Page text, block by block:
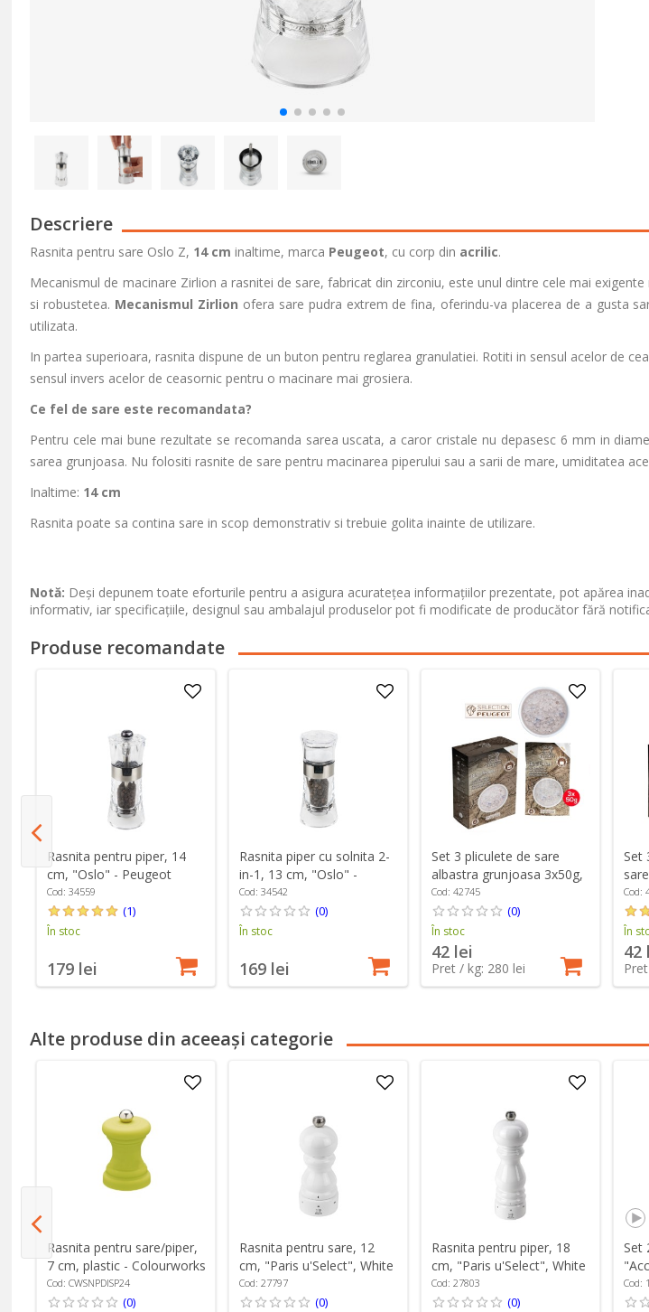
Descriere
Rasnita pentru sare Oslo Z, 14 cm inaltime, marca Peugeot, cu corp din acrilic.
Mecanismul de macinare Zirlion a rasnitei de sare, fabricat din zirconiu, este unul dintre cele mai
si robustetea. Mecanismul Zirlion ofera sare pudra extrem de fina, oferindu-va placerea de a gusta
utilizata.
In partea superioara, rasnita dispune de un buton pentru reglarea granulatiei. Rotiti in sensul acelor de
sensul invers acelor de ceasornic pentru o macinare mai grosiera.
Ce fel de sare este recomandata?
Pentru cele mai bune rezultate se recomanda sarea uscata, a caror cristale nu depasesc 6 mm in
sarea grunjoasa. Nu folositi rasnite de sare pentru macinarea piperului sau a sarii de mare, umiditatea
Inaltime: 14 cm
Rasnita poate sa contina sare in scop demonstrativ si trebuie golita inainte de utilizare.
Notă: Deși depunem toate eforturile pentru a asigura acuratețea informațiilor prezentate, pot apărea
informativ, iar specificațiile, designul sau ambalajul produselor pot fi modificate de producător fără
Produse recomandate
Rasnita pentru piper, 14
cm, "Oslo" - Peugeot
Cod: 34559
(1)
În stoc
179 lei
Rasnita piper cu solnita 2-
in-1, 13 cm, "Oslo" -
Peugeot
Cod: 34542
(0)
În stoc
169 lei
Set 3 pliculete de sare
albastra grunjoasa 3x50g,
"Spices" - Peugeot
Cod: 42745
(0)
În stoc
42 lei
Pret / kg: 280 lei
Set
Cod:
În
42
Alte produse din aceeași categorie
Rasnita pentru sare/piper,
7 cm, plastic - Colourworks
Cod: CWSNPDISP24
(0)
Rasnita pentru sare, 12
cm, "Paris u'Select", White
Lacquered - Peugeot
Cod: 27797
(0)
Rasnita pentru piper, 18
cm, "Paris u'Select", White
Lacquered - Peugeot
Cod: 27803
(0)
Set
Cod: